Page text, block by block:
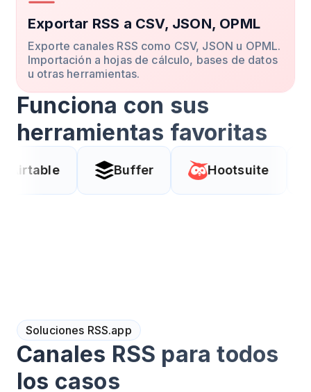
Exportar RSS a CSV, JSON, OPML
Exporte canales RSS como CSV, JSON u OPML.
Importación a hojas de cálculo, bases de datos
u otras herramientas.
Funciona con sus
herramientas favoritas
Buffer Hootsuite Coda
Soluciones RSS.app
Canales RSS para todos
los casos